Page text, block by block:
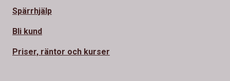
Spärrhjälp
Bli kund
Priser, räntor och kurser